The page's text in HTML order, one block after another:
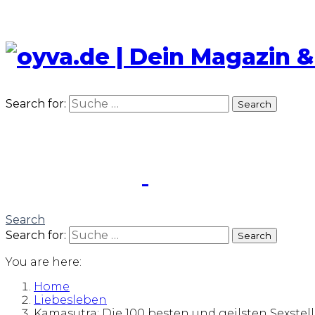
Search for: Search
Search
Search for:
Search
You are here:
Home
Liebesleben